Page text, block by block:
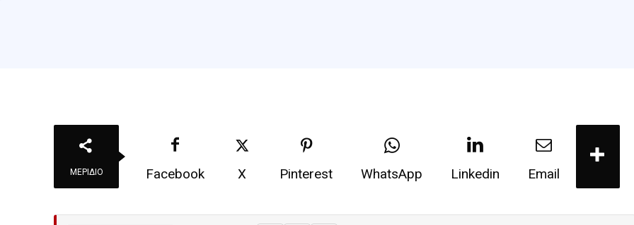
ΜΕΡΊΔΙΟ Facebook X Pinterest WhatsApp Linkedin Email